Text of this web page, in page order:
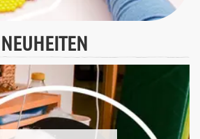
NEUHEITEN